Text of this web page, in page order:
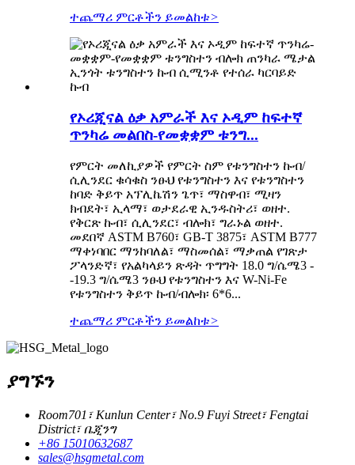
ተጨማሪ ምርቶችን ይመልከቱ>
የኦሪጂናል ዕቃ አምራች እና ኦዲም ከፍተኛ
ጥንካሬ መልበስ-የመቋቋም ቱንግ...
የምርት መለኪያዎች የምርት ስም የቱንግስተን ኩብ/
ሲሊንደር ቁሳቁስ ንፁህ የቱንግስተን እና የቱንግስተን
ከባድ ቅይጥ አፕሊኬሽን ጌጥ፣ ማስዋብ፣ ሚዛን
ክብደት፣ ኢላማ፣ ወታደራዊ ኢንዱስትሪ፣ ወዘተ.
የቅርጽ ኩብ፣ ሲሊንደር፣ ብሎክ፣ ግራኑል ወዘተ.
መደበኛ ASTM B760፣ GB-T 3875፣ ASTM B777
ማቀነባበር ማንከባለል፣ ማስመሰል፣ ማቃጠል የገጽታ
ፖላንድኛ፣ የአልካላይን ጽዳት ጥግግት 18.0 ግ/ሴሜ3 -
-19.3 ግ/ሴሜ3 ንፁህ የቱንግስተን እና W-Ni-Fe
የቱንግስተን ቅይጥ ኩብ/ብሎክ፡ 6*6...
ተጨማሪ ምርቶችን ይመልከቱ>
ያግኙን
Room701፣ Kunlun Center፣ No.9 Fuyi Street፣ Fengtai
District፣ ቤጂንግ
+86 15010632687
sales@hsgmetal.com